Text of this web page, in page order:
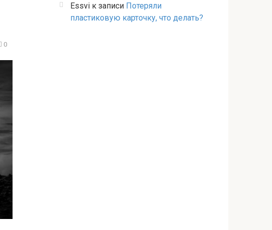
0
Essvi к записи Потеряли
пластиковую карточку, что делать?